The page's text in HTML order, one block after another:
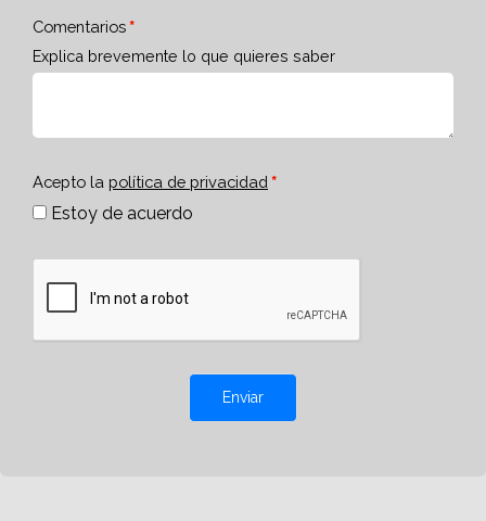
Comentarios
Explica brevemente lo que quieres saber
Acepto la política de privacidad
Estoy de acuerdo
Enviar